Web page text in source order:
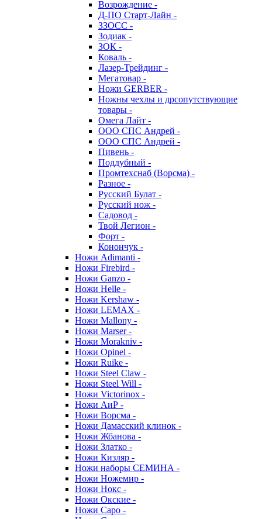
Возрождение -
Д-ПО Старт-Лайн -
ЗЗОСС -
Зодиак -
ЗОК -
Коваль -
Лазер-Трейдинг -
Мегатовар -
Ножи GERBER -
Ножны чехлы и дрсопутствующие
товары -
Омега Лайт -
ООО СПС Андрей -
ООО СПС Андрей -
Пивень -
Поддубный -
Промтехснаб (Ворсма) -
Разное -
Русский Булат -
Русский нож -
Садовод -
Твой Легион -
Форт -
Конончук -
Ножи Adimanti -
Ножи Firebird -
Ножи Ganzo -
Ножи Helle -
Ножи Kershaw -
Ножи LEMAX -
Ножи Mallony -
Ножи Marser -
Ножи Morakniv -
Ножи Opinel -
Ножи Ruike -
Ножи Steel Claw -
Ножи Steel Will -
Ножи Victorinox -
Ножи АиР -
Ножи Ворсма -
Ножи Дамасский клинок -
Ножи Жбанова -
Ножи Златко -
Ножи Кизляр -
Ножи наборы СЕМИНА -
Ножи Ножемир -
Ножи Нокс -
Ножи Окские -
Ножи Саро -